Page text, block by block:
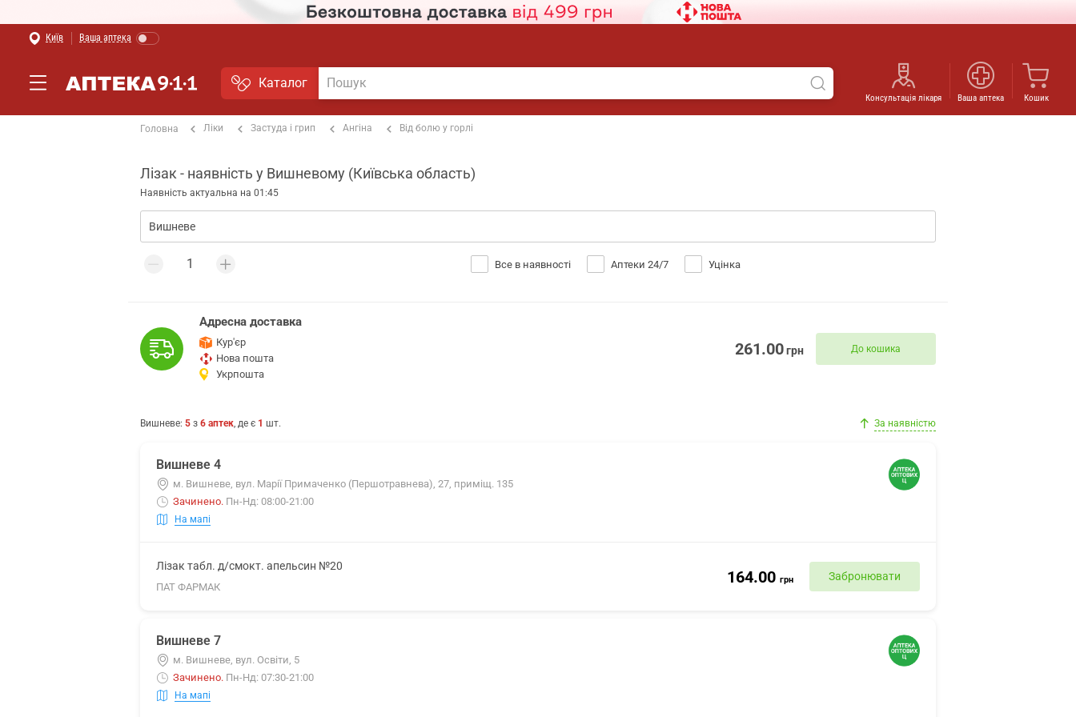
Київ Ваша аптека
Каталог
Консультація лікаря Ваша аптека Кошик
Головна Ліки Застуда і грип Ангіна Від болю у горлі
Лізак - наявність у Вишневому (Київська область)
Наявність актуальна на 01:45
Все в наявності Аптеки 24/7 Уцінка
Адресна доставка
Кур'єр
Нова пошта
Укрпошта
261.00грн До кошика
Вишневе: 5 з 6 аптек, де є 1 шт. За наявністю
Вишневе 4
м. Вишневе, вул. Марії Примаченко (Першотравнева), 27, приміщ. 135
Зачинено. Пн-Нд: 08:00-21:00
На мапі
Лізак табл. д/смокт. апельсин №20
ПАТ ФАРМАК
164.00 грн Забронювати
Вишневе 7
м. Вишневе, вул. Освіти, 5
Зачинено. Пн-Нд: 07:30-21:00
На мапі